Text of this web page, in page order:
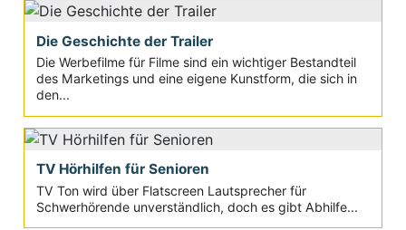
Die Geschichte der Trailer
Die Werbefilme für Filme sind ein wichtiger Bestandteil
des Marketings und eine eigene Kunstform, die sich in
den...
TV Hörhilfen für Senioren
TV Ton wird über Flatscreen Lautsprecher für
Schwerhörende unverständlich, doch es gibt Abhilfe...